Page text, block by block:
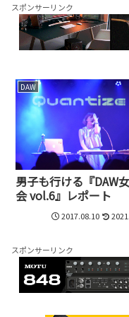
スポンサーリンク
DAW
男子も行ける『DAW
会 vol.6』レポート
2017.08.10
スポンサーリンク